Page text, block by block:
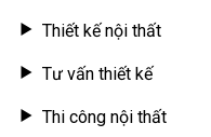
Thiết kế nội thất
Tư vấn thiết kế
Thi công nội thất